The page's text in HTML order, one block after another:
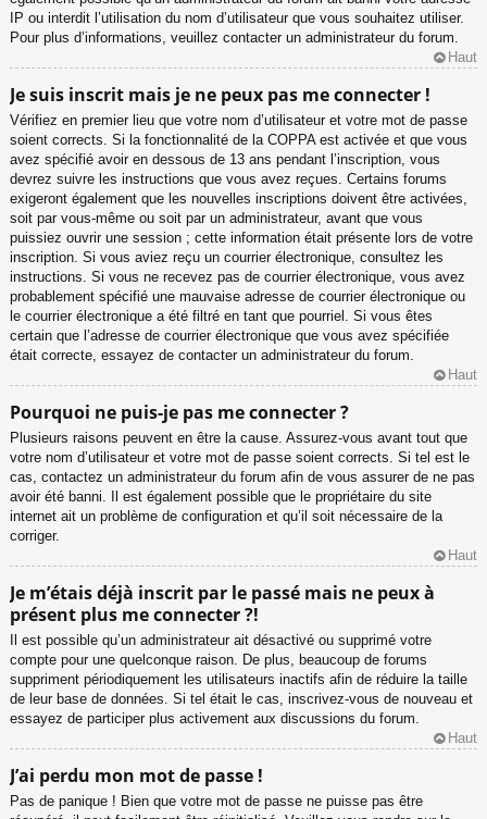
IP ou interdit l’utilisation du nom d’utilisateur que vous souhaitez utiliser.
Pour plus d’informations, veuillez contacter un administrateur du forum.
Haut
Je suis inscrit mais je ne peux pas me connecter !
Vérifiez en premier lieu que votre nom d’utilisateur et votre mot de passe
soient corrects. Si la fonctionnalité de la COPPA est activée et que vous
avez spécifié avoir en dessous de 13 ans pendant l’inscription, vous
devrez suivre les instructions que vous avez reçues. Certains forums
exigeront également que les nouvelles inscriptions doivent être activées,
soit par vous-même ou soit par un administrateur, avant que vous
puissiez ouvrir une session ; cette information était présente lors de votre
inscription. Si vous aviez reçu un courrier électronique, consultez les
instructions. Si vous ne recevez pas de courrier électronique, vous avez
probablement spécifié une mauvaise adresse de courrier électronique ou
le courrier électronique a été filtré en tant que pourriel. Si vous êtes
certain que l’adresse de courrier électronique que vous avez spécifiée
était correcte, essayez de contacter un administrateur du forum.
Haut
Pourquoi ne puis-je pas me connecter ?
Plusieurs raisons peuvent en être la cause. Assurez-vous avant tout que
votre nom d’utilisateur et votre mot de passe soient corrects. Si tel est le
cas, contactez un administrateur du forum afin de vous assurer de ne pas
avoir été banni. Il est également possible que le propriétaire du site
internet ait un problème de configuration et qu’il soit nécessaire de la
corriger.
Haut
Je m’étais déjà inscrit par le passé mais ne peux à
présent plus me connecter ?!
Il est possible qu’un administrateur ait désactivé ou supprimé votre
compte pour une quelconque raison. De plus, beaucoup de forums
suppriment périodiquement les utilisateurs inactifs afin de réduire la taille
de leur base de données. Si tel était le cas, inscrivez-vous de nouveau et
essayez de participer plus activement aux discussions du forum.
Haut
J’ai perdu mon mot de passe !
Pas de panique ! Bien que votre mot de passe ne puisse pas être